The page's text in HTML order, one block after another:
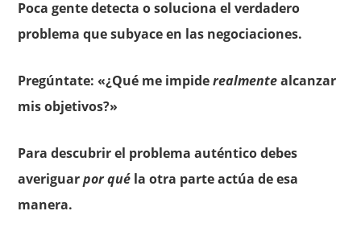
Poca gente detecta o soluciona el verdadero
problema que subyace en las negociaciones.
Pregúntate: «¿Qué me impiderealmentealcanzar
mis objetivos?»
Para descubrir el problema auténtico debes
averiguarpor qué la otra parte actúa de esa
manera.